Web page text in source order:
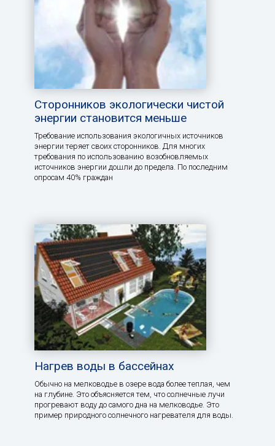
Сторонников экологически чистой
энергии становится меньше
Требование использования экологичных источников
энергии теряет своих сторонников. Для многих
требования по использованию возобновляемых
источников энергии дошли до предела. По последним
опросам 40% граждан
Нагрев воды в бассейнах
Обычно на мелководье в озере вода более теплая, чем
на глубине. Это объясняется тем, что солнечные лучи
прогревают воду до самого дна на мелководье. Это
пример природного солнечного нагревателя для воды.